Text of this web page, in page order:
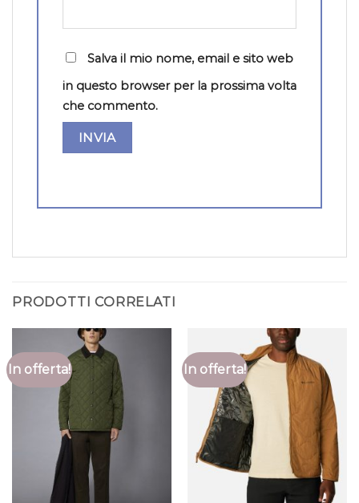
Salva il mio nome, email e sito web
in questo browser per la prossima volta
che commento.
PRODOTTI CORRELATI
In offerta! In offerta!